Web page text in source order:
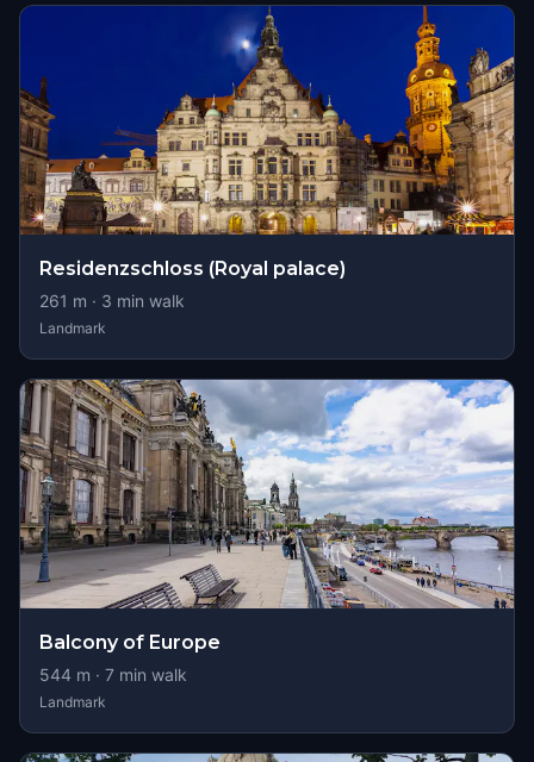
Residenzschloss (Royal palace)
261 m · 3 min walk
Landmark
Balcony of Europe
544 m · 7 min walk
Landmark